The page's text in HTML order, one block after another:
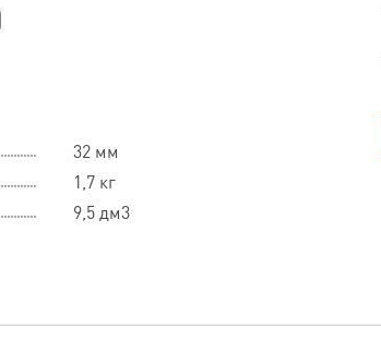
32 мм
1,7 кг
9,5 дм3